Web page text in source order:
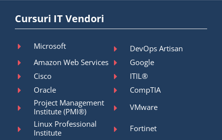
Cursuri IT Vendori
Microsoft
DevOps Artisan
Amazon Web Services
Google
Cisco
ITIL®
Oracle
CompTIA
Project Management
Institute (PMI®)
VMware
Linux Professional
Institute
Fortinet